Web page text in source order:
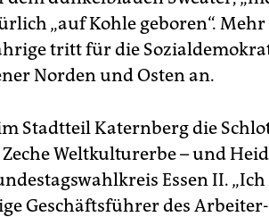
„auf Kohle geboren“.
tritt für die
Norden und Osten an.
Stadtteil Katernberg die
Weltkulturerbe – und
Essen II.
Geschäftsführer des